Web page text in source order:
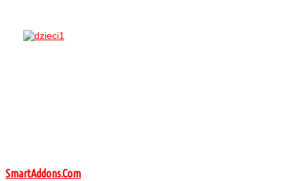
SmartAddons.Com